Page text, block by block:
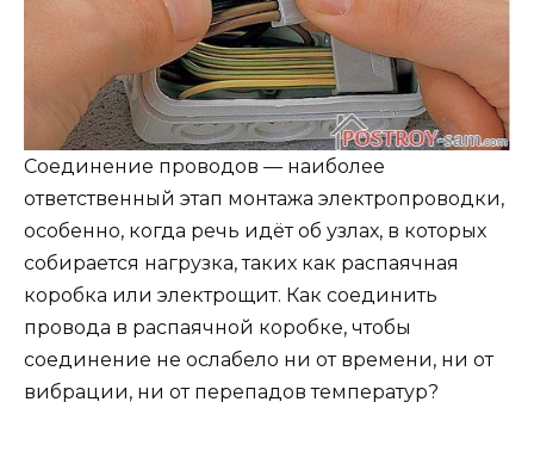
Соединение проводов — наиболее
ответственный этап монтажа электропроводки,
особенно, когда речь идёт об узлах, в которых
собирается нагрузка, таких как распаячная
коробка или электрощит. Как соединить
провода в распаячной коробке, чтобы
соединение не ослабело ни от времени, ни от
вибрации, ни от перепадов температур?